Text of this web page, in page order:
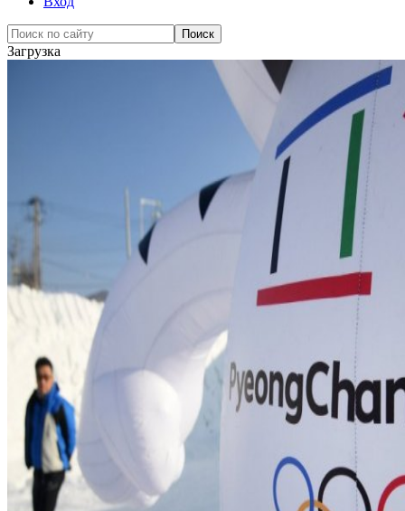
Загрузка